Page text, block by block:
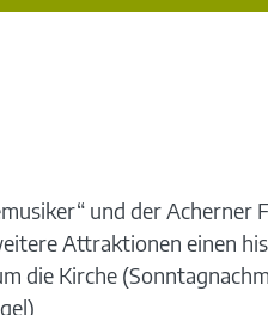
und der
Attraktionen einen
die Kirche